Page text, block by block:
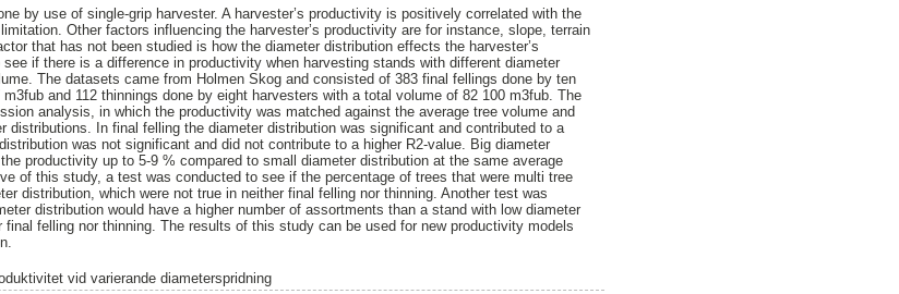
by use of single-grip harvester. A harvester’s productivity is positively correlated with the
Other factors influencing the harvester’s productivity are for instance, slope, terrain
that has not been studied is how the diameter distribution effects the harvester’s
if there is a difference in productivity when harvesting stands with different diameter
The datasets came from Holmen Skog and consisted of 383 final fellings done by ten
and 112 thinnings done by eight harvesters with a total volume of 82 100 m3fub. The
analysis, in which the productivity was matched against the average tree volume and
distributions. In final felling the diameter distribution was significant and contributed to a
was not significant and did not contribute to a higher R2-value. Big diameter
productivity up to 5-9 % compared to small diameter distribution at the same average
of this study, a test was conducted to see if the percentage of trees that were multi tree
distribution, which were not true in neither final felling nor thinning. Another test was
distribution would have a higher number of assortments than a stand with low diameter
felling nor thinning. The results of this study can be used for new productivity models
vid varierande diameterspridning